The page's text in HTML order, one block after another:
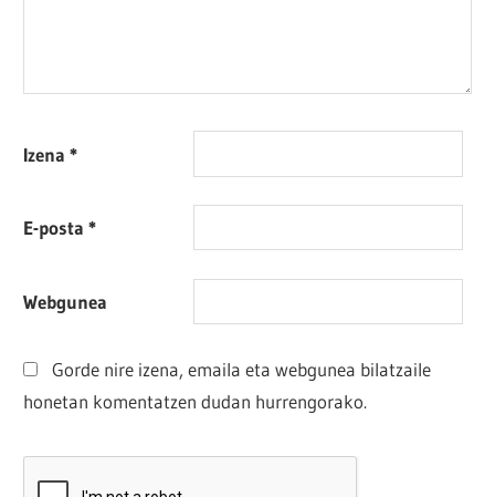
Izena*
E-posta*
Webgunea
Gorde nire izena, emaila eta webgunea bilatzaile
honetan komentatzen dudan hurrengorako.